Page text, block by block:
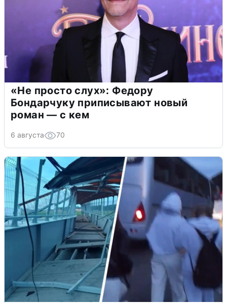
«Не просто слух»: Федору
Бондарчуку приписывают новый
роман — с кем
6 августа 70